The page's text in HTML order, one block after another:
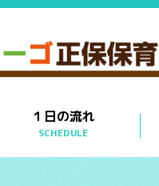
１日の流れ
SCHEDULE